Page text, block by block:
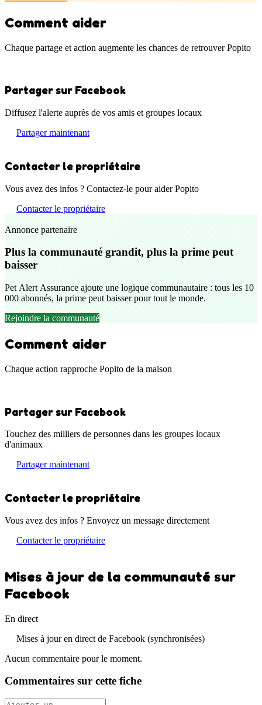
Comment aider
Chaque partage et action augmente les chances de retrouver Popito
Partager sur Facebook
Diffusez l'alerte auprès de vos amis et groupes locaux
Partager maintenant
Contacter le propriétaire
Vous avez des infos ? Contactez-le pour aider Popito
Contacter le propriétaire
Annonce partenaire
Plus la communauté grandit, plus la prime peut
baisser
Pet Alert Assurance ajoute une logique communautaire : tous les 10
000 abonnés, la prime peut baisser pour tout le monde.
Rejoindre la communauté
Comment aider
Chaque action rapproche Popito de la maison
Partager sur Facebook
Touchez des milliers de personnes dans les groupes locaux
d'animaux
Partager maintenant
Contacter le propriétaire
Vous avez des infos ? Envoyez un message directement
Contacter le propriétaire
Mises à jour de la communauté sur
Facebook
En direct
Mises à jour en direct de Facebook (synchronisées)
Aucun commentaire pour le moment.
Commentaires sur cette fiche